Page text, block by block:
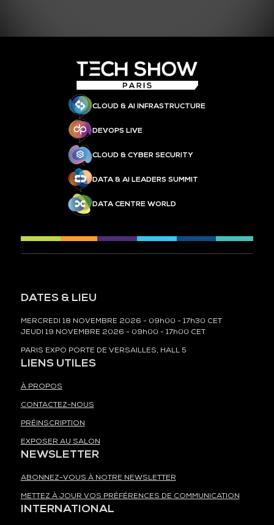
CLOUD & AI INFRASTRUCTURE
DEVOPS LIVE
CLOUD & CYBER SECURITY
DATA & AI LEADERS SUMMIT
DATA CENTRE WORLD
DATES & LIEU
MERCREDI 18 NOVEMBRE 2026 - 09h00 - 17h30 CET
JEUDI 19 NOVEMBRE 2026 - 09h00 - 17h00 CET
PARIS EXPO PORTE DE VERSAILLES, HALL 5
LIENS UTILES
À PROPOS
CONTACTEZ-NOUS
PRÉINSCRIPTION
EXPOSER AU SALON
NEWSLETTER
ABONNEZ-VOUS À NOTRE NEWSLETTER
METTEZ À JOUR VOS PRÉFÉRENCES DE COMMUNICATION
INTERNATIONAL